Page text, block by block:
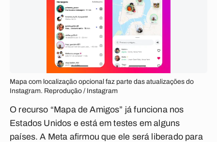
Mapa com localização opcional faz parte das atualizações do
Instagram. Reprodução / Instagram
O recurso “Mapa de Amigos” já funciona nos
Estados Unidos e está em testes em alguns
países. A Meta afirmou que ele será liberado para